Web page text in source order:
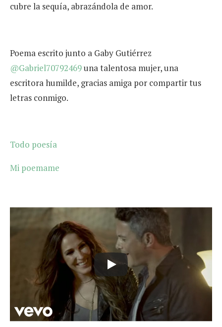
cubre la sequía, abrazándola de amor.
Poema escrito junto a Gaby Gutiérrez
@Gabriel70792469una talentosa mujer, una
escritora humilde, gracias amiga por compartir tus
letras conmigo.
Todo poesía
Mi poemame